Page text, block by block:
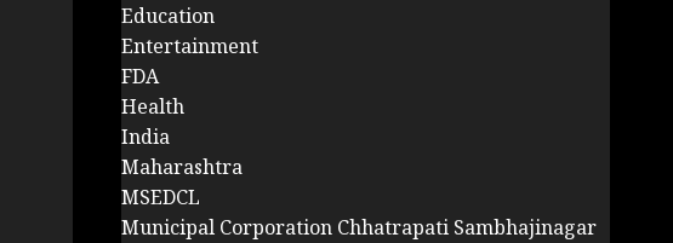
Education
Entertainment
FDA
Health
India
Maharashtra
MSEDCL
Municipal Corporation Chhatrapati Sambhajinagar